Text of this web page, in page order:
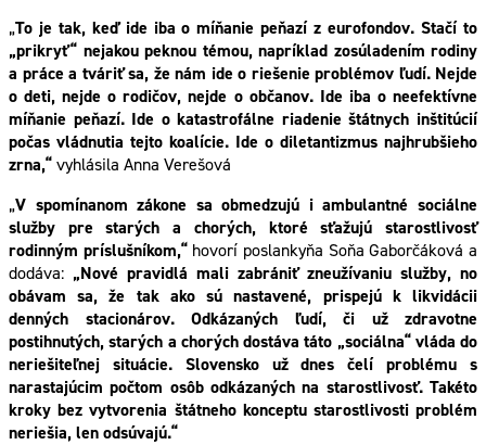
„To je tak, keď ide iba o míňanie peňazí z eurofondov. Stačí to
„prikryť“ nejakou peknou témou, napríklad zosúladením rodiny
a práce a tváriť sa, že nám ide o riešenie problémov ľudí. Nejde
o deti, nejde o rodičov, nejde o občanov. Ide iba o neefektívne
míňanie peňazí. Ide o katastrofálne riadenie štátnych inštitúcií
počas vládnutia tejto koalície. Ide o diletantizmus najhrubšieho
zrna,“vyhlásila Anna Verešová
„V spomínanom zákone sa obmedzujú i ambulantné sociálne
služby pre starých a chorých, ktoré sťažujú starostlivosť
rodinným príslušníkom,“hovorí poslankyňa Soňa Gaborčáková a
dodáva: „Nové pravidlá mali zabrániť zneužívaniu služby, no
obávam sa, že tak ako sú nastavené, prispejú k likvidácii
denných stacionárov. Odkázaných ľudí, či už zdravotne
postihnutých, starých a chorých dostáva táto „sociálna“ vláda do
neriešiteľnej situácie. Slovensko už dnes čelí problému s
narastajúcim počtom osôb odkázaných na starostlivosť. Takéto
kroky bez vytvorenia štátneho konceptu starostlivosti problém
neriešia, len odsúvajú.“